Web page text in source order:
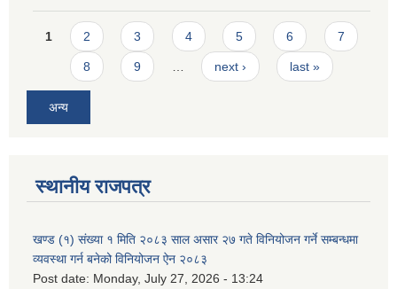
Pages
1 2 3 4 5 6 7
8 9 next › last »
अन्य
स्थानीय राजपत्र
खण्ड (१) संख्या १ मिति २०८३ साल असार २७ गते विनियोजन गर्ने सम्बन्धमा
व्यवस्था गर्न बनेको विनियोजन ऐन २०८३
Post date: Monday, July 27, 2026 - 13:24